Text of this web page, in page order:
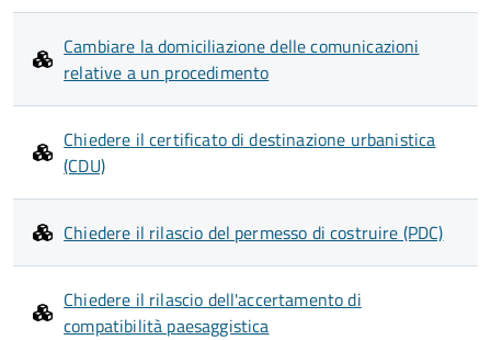
Cambiare la domiciliazione delle comunicazioni
relative a un procedimento
Chiedere il certificato di destinazione urbanistica
(CDU)
Chiedere il rilascio del permesso di costruire (PDC)
Chiedere il rilascio dell'accertamento di
compatibilità paesaggistica